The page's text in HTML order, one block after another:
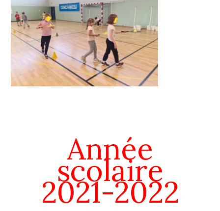
Année
scolaire
2021-2022